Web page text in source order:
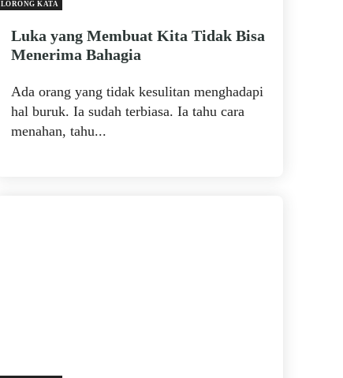
LORONG KATA
Luka yang Membuat Kita Tidak Bisa
Menerima Bahagia
Ada orang yang tidak kesulitan menghadapi
hal buruk. Ia sudah terbiasa. Ia tahu cara
menahan, tahu...